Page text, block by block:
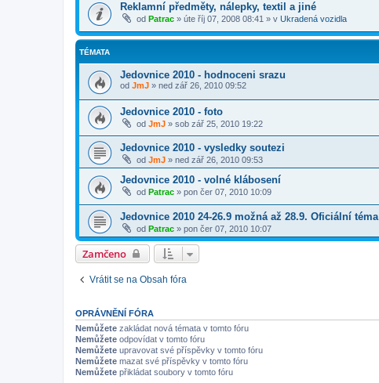
Reklamní předměty, nálepky, textil a jiné
od Patrac » úte říj 07, 2008 08:41 » v Ukradená vozidla
TÉMATA
Jedovnice 2010 - hodnoceni srazu
od JmJ » ned zář 26, 2010 09:52
Jedovnice 2010 - foto
od JmJ » sob zář 25, 2010 19:22
Jedovnice 2010 - vysledky soutezi
od JmJ » ned zář 26, 2010 09:53
Jedovnice 2010 - volné klábosení
od Patrac » pon čer 07, 2010 10:09
Jedovnice 2010 24-26.9 možná až 28.9. Oficiální téma
od Patrac » pon čer 07, 2010 10:07
Zamčeno
Vrátit se na Obsah fóra
OPRÁVNĚNÍ FÓRA
Nemůžete zakládat nová témata v tomto fóru
Nemůžete odpovídat v tomto fóru
Nemůžete upravovat své příspěvky v tomto fóru
Nemůžete mazat své příspěvky v tomto fóru
Nemůžete přikládat soubory v tomto fóru